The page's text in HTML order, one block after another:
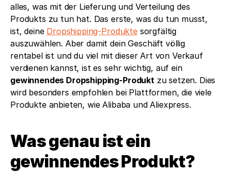
alles, was mit der Lieferung und Verteilung des
Produkts zu tun hat. Das erste, was du tun musst,
ist, deine Dropshipping-Produkte sorgfältig
auszuwählen. Aber damit dein Geschäft völlig
rentabel ist und du viel mit dieser Art von Verkauf
verdienen kannst, ist es sehr wichtig, auf ein
gewinnendes Dropshipping-Produkt zu setzen. Dies
wird besonders empfohlen bei Plattformen, die viele
Produkte anbieten, wie Alibaba und Aliexpress.
Was genau ist ein
gewinnendes Produkt?